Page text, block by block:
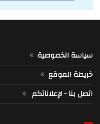
سياسة الخصوصية
خريطة الموقع
اتصل بنا - لإعلاناتكم